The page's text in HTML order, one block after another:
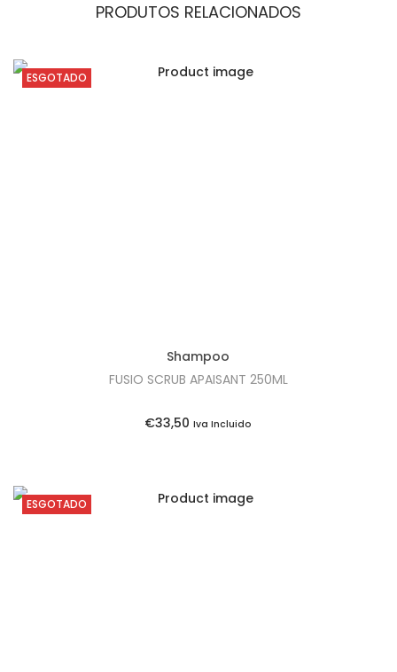
PRODUTOS RELACIONADOS
ESGOTADO
Shampoo
FUSIO SCRUB APAISANT 250ML
€33,50 Iva Incluido
ESGOTADO